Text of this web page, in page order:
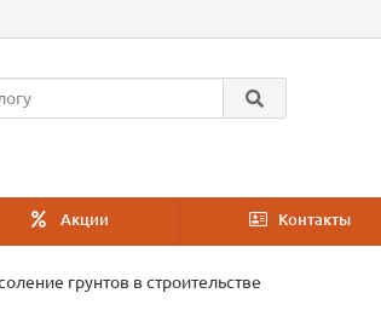
Акции Контакты
грунтов в строительстве